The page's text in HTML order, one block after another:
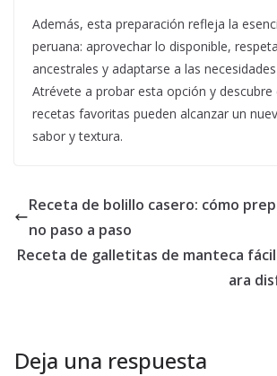
Además, esta preparación refleja la
peruana: aprovechar lo disponible,
ancestrales y adaptarse a las
Atrévete a probar esta opción y
recetas favoritas pueden alcanzar un
sabor y textura.
Receta de bolillo casero: cómo
no paso a paso
Receta de galletitas de manteca
ara
Deja una respuesta